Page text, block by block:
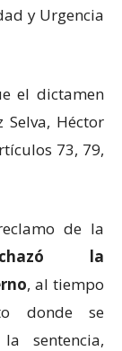
y Urgencia
el dictamen
Héctor
73, 79,
de la
la
, al tiempo
donde se
sentencia,